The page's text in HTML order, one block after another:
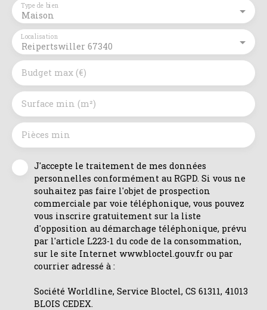
Maison
Type de bien
Reipertswiller 67340
Localisation
Budget max (€)
Surface min (m²)
Pièces min
J'accepte le traitement de mes données
personnelles conformément au RGPD. Si vous ne
souhaitez pas faire l'objet de prospection
commerciale par voie téléphonique, vous pouvez
vous inscrire gratuitement sur la liste
d'opposition au démarchage téléphonique, prévu
par l'article L223-1 du code de la consommation,
sur le site Internet www.bloctel.gouv.fr ou par
courrier adressé à :
Société Worldline, Service Bloctel, CS 61311, 41013
BLOIS CEDEX.